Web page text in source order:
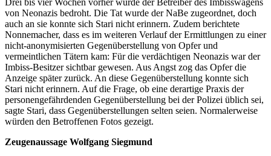
von Neonazis bedroht. Die Tat wurde der NaBe zugeordnet, doch
auch an sie konnte sich Stari nicht erinnern. Zudem berichtete
Nonnemacher, dass es im weiteren Verlauf der Ermittlungen zu einer
nicht-anonymisierten Gegenüberstellung von Opfer und
vermeintlichen Tätern kam: Für die verdächtigen Neonazis war der
Imbiss-Besitzer sichtbar gewesen. Aus Angst zog das Opfer die
Anzeige später zurück. An diese Gegenüberstellung konnte sich
Stari nicht erinnern. Auf die Frage, ob eine derartige Praxis der
personengefährdenden Gegenüberstellung bei der Polizei üblich sei,
sagte Stari, dass Gegenüberstellungen selten seien. Normalerweise
würden den Betroffenen Fotos gezeigt.
Zeugenaussage Wolfgang Siegmund